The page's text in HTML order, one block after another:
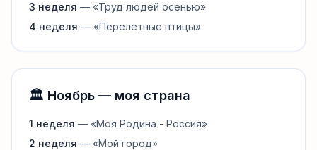
3 неделя — «Труд людей осенью»
4 неделя — «Перелетные птицы»
🏛️ Ноябрь — моя страна
1 неделя — «Моя Родина - Россия»
2 неделя — «Мой город»